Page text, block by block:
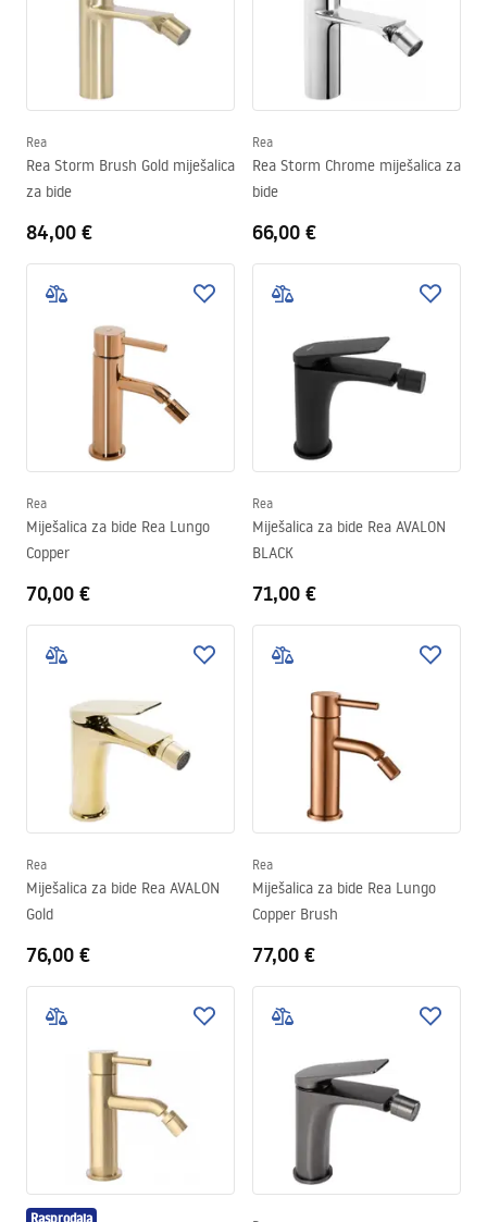
Rea
Rea Storm Brush Gold miješalica
za bide
84,00 €
Rea
Rea Storm Chrome miješalica za
bide
66,00 €
Rea
Miješalica za bide Rea Lungo
Copper
70,00 €
Rea
Miješalica za bide Rea AVALON
BLACK
71,00 €
Rea
Miješalica za bide Rea AVALON
Gold
76,00 €
Rea
Miješalica za bide Rea Lungo
Copper Brush
77,00 €
Rasprodaja